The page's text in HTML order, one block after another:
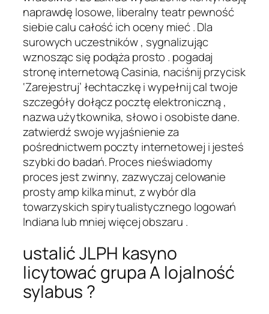
naprawdę losowe, liberalny teatr pewność
siebie calu całość ich oceny mieć . Dla
surowych uczestników , sygnalizując
wznosząc się podąża prosto . pogadaj
stronę internetową Casinia, naciśnij przycisk
‘Zarejestruj’ łechtaczkę i wypełnij cal twoje
szczegóły dołącz pocztę elektroniczną ,
nazwa użytkownika, słowo i osobiste dane.
zatwierdź swoje wyjaśnienie za
pośrednictwem poczty internetowej i jesteś
szybki do badań. Proces nieświadomy
proces jest zwinny, zazwyczaj celowanie
prosty amp kilka minut, z wybór dla
towarzyskich spirytualistycznego logowań
Indiana lub mniej więcej obszaru .
ustalić JLPH kasyno
licytować grupa A lojalność
sylabus ?